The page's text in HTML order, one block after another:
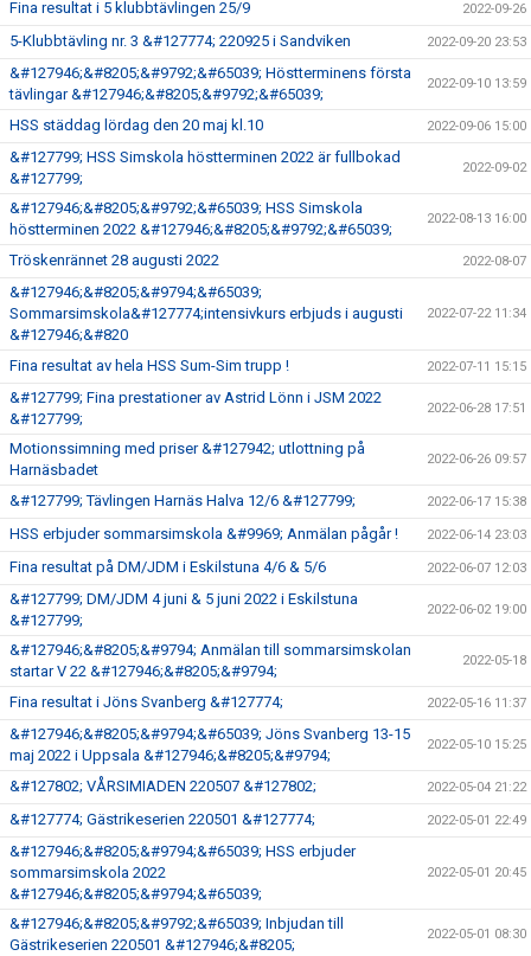
Fina resultat i 5 klubbtävlingen 25/9 2022-09-26
5-Klubbtävling nr. 3 &#127774; 220925 i Sandviken 2022-09-20 23:53
&#127946;&#8205;&#9792;&#65039; Höstterminens första
tävlingar &#127946;&#8205;&#9792;&#65039;
2022-09-10 13:59
HSS städdag lördag den 20 maj kl.10 2022-09-06 15:00
&#127799; HSS Simskola höstterminen 2022 är fullbokad
&#127799;
2022-09-02
&#127946;&#8205;&#9792;&#65039; HSS Simskola
höstterminen 2022 &#127946;&#8205;&#9792;&#65039;
2022-08-13 16:00
Tröskenrännet 28 augusti 2022 2022-08-07
&#127946;&#8205;&#9794;&#65039;
Sommarsimskola&#127774;intensivkurs erbjuds i augusti
&#127946;&#820
2022-07-22 11:34
Fina resultat av hela HSS Sum-Sim trupp ! 2022-07-11 15:15
&#127799; Fina prestationer av Astrid Lönn i JSM 2022
&#127799;
2022-06-28 17:51
Motionssimning med priser &#127942; utlottning på
Harnäsbadet
2022-06-26 09:57
&#127799; Tävlingen Harnäs Halva 12/6 &#127799; 2022-06-17 15:38
HSS erbjuder sommarsimskola &#9969; Anmälan pågår ! 2022-06-14 23:03
Fina resultat på DM/JDM i Eskilstuna 4/6 & 5/6 2022-06-07 12:03
&#127799; DM/JDM 4 juni & 5 juni 2022 i Eskilstuna
&#127799;
2022-06-02 19:00
&#127946;&#8205;&#9794; Anmälan till sommarsimskolan
startar V 22 &#127946;&#8205;&#9794;
2022-05-18
Fina resultat i Jöns Svanberg &#127774; 2022-05-16 11:37
&#127946;&#8205;&#9794;&#65039; Jöns Svanberg 13-15
maj 2022 i Uppsala &#127946;&#8205;&#9794;
2022-05-10 15:25
&#127802; VÅRSIMIADEN 220507 &#127802; 2022-05-04 21:22
&#127774; Gästrikeserien 220501 &#127774; 2022-05-01 22:49
&#127946;&#8205;&#9794;&#65039; HSS erbjuder
sommarsimskola 2022
&#127946;&#8205;&#9794;&#65039;
2022-05-01 20:45
&#127946;&#8205;&#9792;&#65039; Inbjudan till
Gästrikeserien 220501 &#127946;&#8205;
2022-05-01 08:30